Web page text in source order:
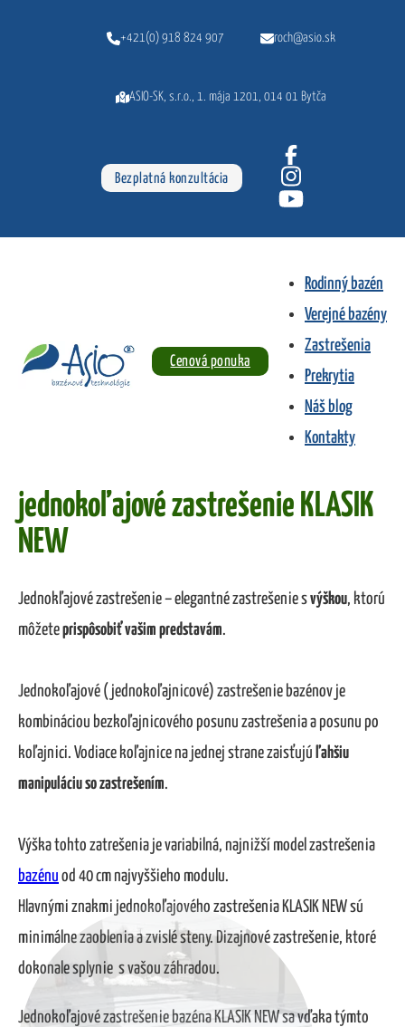
+421(0) 918 824 907 roch@asio.sk
ASIO-SK, s.r.o., 1. mája 1201, 014 01 Bytča
Bezplatná konzultácia
Rodinný bazén
Verejné bazény
Zastrešenia
Prekrytia
Náš blog
Kontakty
Cenová ponuka
Jednokoľajové zastrešenie
Jednokoľajové zastrešenie KLASIK NEW
jednokoľajové zastrešenie KLASIK
NEW
Jednokľajové zastrešenie – elegantné zastrešenie svýškou, ktorú
môžeteprispôsobiť vašim predstavám.
Jednokoľajové (jednokoľajnicové) zastrešenie bazénov je
kombináciou bezkoľajnicového posunu zastrešenia a posunu po
koľajnici. Vodiace koľajnice na jednej strane zaisťujú ľahšiu
manipuláciu so zastrešením.
Výška tohto zatrešenia je variabilná, najnižší model zastrešenia
bazénu od 40 cm najvyššieho modulu.
Hlavnými znakmi jednokoľajového zastrešenia KLASIK NEW sú
minimálne zaoblenia a zvislé steny. Dizajnové zastrešenie, ktoré
dokonale splynie s vašou záhradou.
Jednokoľajové zastrešenie bazéna KLASIK NEW sa vďaka týmto